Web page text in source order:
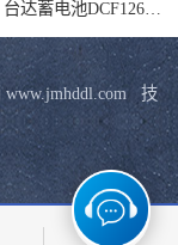
易事特UPS电源
www.jmhddl.com   技